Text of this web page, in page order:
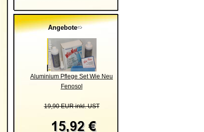
Angebote
Aluminium Pflege Set Wie Neu
Fenosol
19,90 EUR inkl. UST